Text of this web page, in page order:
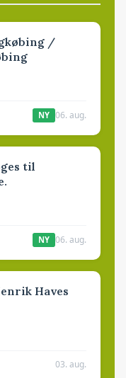
/
NY 06. aug.
til
NY 06. aug.
Haves
03. aug.